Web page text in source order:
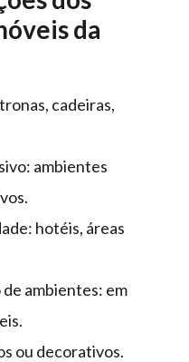
da
cadeiras,
ambientes
hotéis, áreas
ambientes: em
ou decorativos.